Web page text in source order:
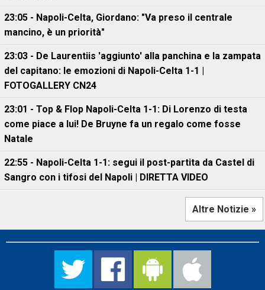
23:05 - Napoli-Celta, Giordano: "Va preso il centrale
mancino, è un priorità"
23:03 - De Laurentiis 'aggiunto' alla panchina e la zampata
del capitano: le emozioni di Napoli-Celta 1-1 |
FOTOGALLERY CN24
23:01 - Top & Flop Napoli-Celta 1-1: Di Lorenzo di testa
come piace a lui! De Bruyne fa un regalo come fosse
Natale
22:55 - Napoli-Celta 1-1: segui il post-partita da Castel di
Sangro con i tifosi del Napoli | DIRETTA VIDEO
Altre Notizie »